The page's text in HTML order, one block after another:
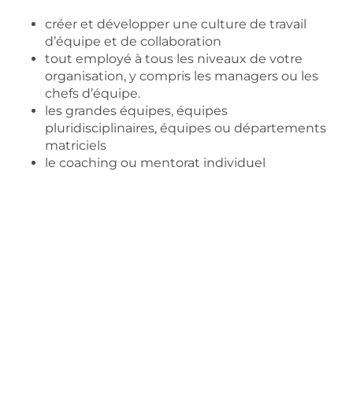
créer et développer une culture de travail
d’équipe et de collaboration
tout employé à tous les niveaux de votre
organisation, y compris les managers ou les
chefs d’équipe.
les grandes équipes, équipes
pluridisciplinaires, équipes ou départements
matriciels
le coaching ou mentorat individuel